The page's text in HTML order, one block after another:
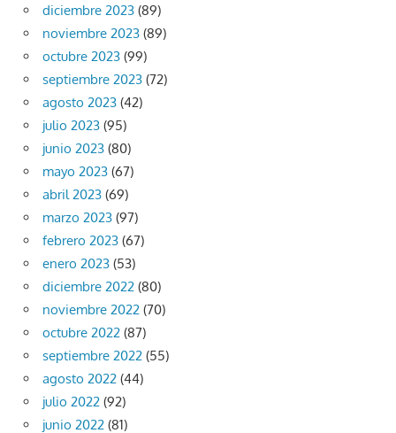
diciembre 2023 (89)
noviembre 2023 (89)
octubre 2023 (99)
septiembre 2023 (72)
agosto 2023 (42)
julio 2023 (95)
junio 2023 (80)
mayo 2023 (67)
abril 2023 (69)
marzo 2023 (97)
febrero 2023 (67)
enero 2023 (53)
diciembre 2022 (80)
noviembre 2022 (70)
octubre 2022 (87)
septiembre 2022 (55)
agosto 2022 (44)
julio 2022 (92)
junio 2022 (81)